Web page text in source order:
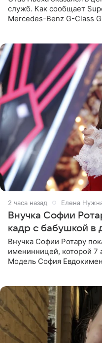
служб. Как сообщает
Mercedes-Benz G-Class
2 часа назад Елена
Внучка Софии
кадр с бабушкой в
Внучка Софии Ротару
именинницей, которой 7
Модель София